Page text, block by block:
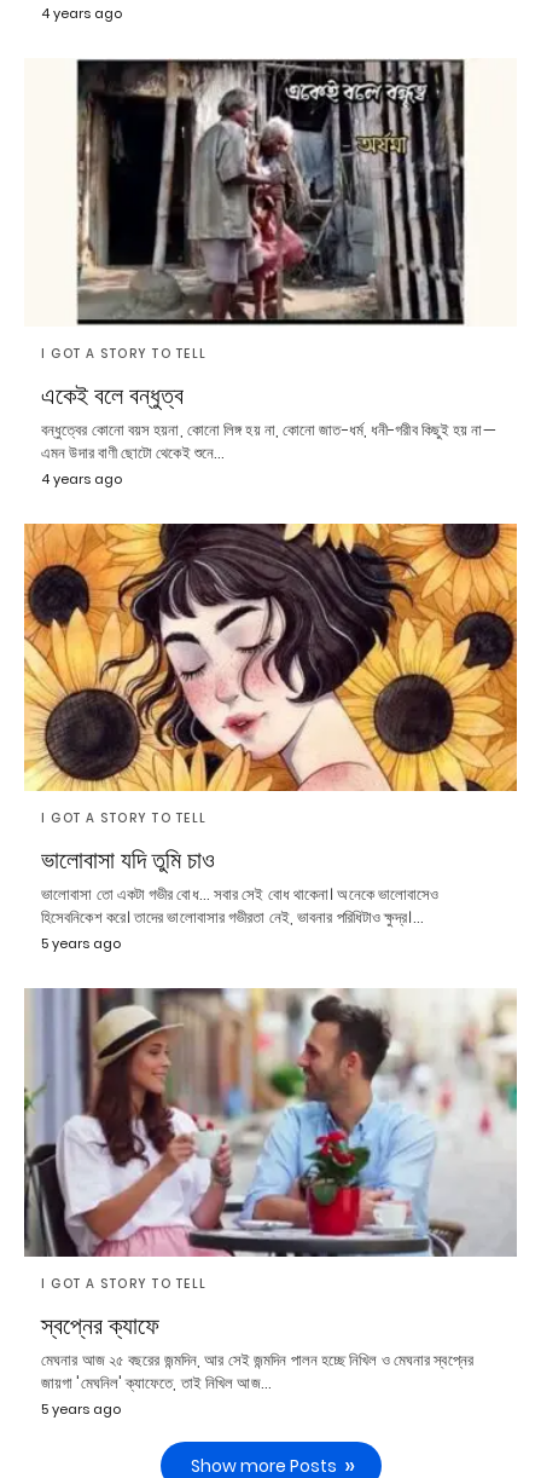
4 years ago
I GOT A STORY TO TELL
একেই বলে বন্ধুত্ব
বন্ধুত্বের কোনো বয়স হয়না, কোনো লিঙ্গ হয় না, কোনো জাত-ধর্ম, ধনী-গরীব কিছুই হয় না—
এমন উদার বাণী ছোটো থেকেই শুনে…
4 years ago
I GOT A STORY TO TELL
ভালোবাসা যদি তুমি চাও
ভালোবাসা তো একটা গভীর বোধ… সবার সেই বোধ থাকেনা। অনেকে ভালোবাসেও
হিসেবনিকেশ করে। তাদের ভালোবাসার গভীরতা নেই, ভাবনার পরিধিটাও ক্ষুদ্র।…
5 years ago
I GOT A STORY TO TELL
স্বপ্নের ক্যাফে
মেঘনার আজ ২৫ বছরের জন্মদিন, আর সেই জন্মদিন পালন হচ্ছে নিখিল ও মেঘনার স্বপ্নের
জায়গা 'মেঘনিল' ক্যাফেতে, তাই নিখিল আজ…
5 years ago
Show more Posts